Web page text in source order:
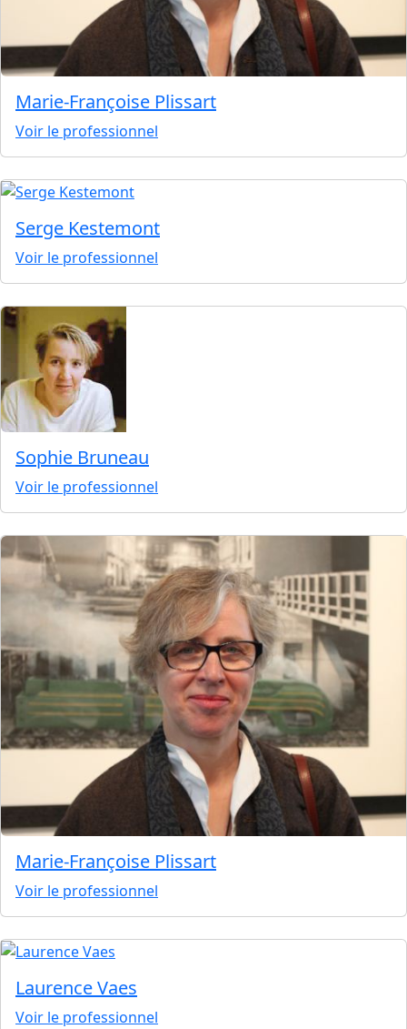
Marie-Françoise Plissart
Voir le professionnel
Serge Kestemont
Voir le professionnel
Sophie Bruneau
Voir le professionnel
Marie-Françoise Plissart
Voir le professionnel
Laurence Vaes
Voir le professionnel